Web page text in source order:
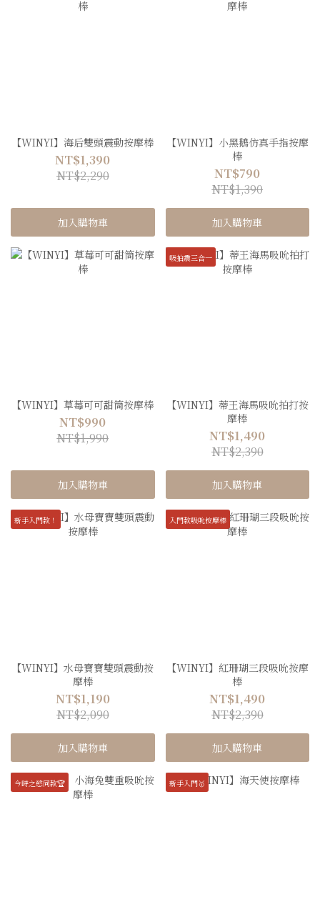
【WINYI】海后雙頭震動按摩棒
NT$1,390
NT$2,290
加入購物車
【WINYI】小黑鵝仿真手指按摩
棒
NT$790
NT$1,390
加入購物車
【WINYI】草莓可可甜筒按摩棒
NT$990
NT$1,990
加入購物車
吸拍震三合一
【WINYI】蒂王海馬吸吮拍打按
摩棒
NT$1,490
NT$2,390
加入購物車
新手入門款！
【WINYI】水母寶寶雙頭震動按
摩棒
NT$1,190
NT$2,090
加入購物車
入門款吸吮按摩棒
【WINYI】紅珊瑚三段吸吮按摩
棒
NT$1,490
NT$2,390
加入購物車
今時之慾同款🏆 新手入門🥇